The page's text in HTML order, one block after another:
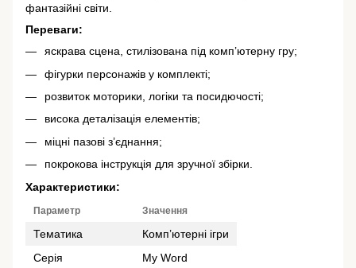
фантазійні світи.
Переваги:
яскрава сцена, стилізована під комп’ютерну гру;
фігурки персонажів у комплекті;
розвиток моторики, логіки та посидючості;
висока деталізація елементів;
міцні пазові з’єднання;
покрокова інструкція для зручної збірки.
Характеристики:
Параметр Значення
Тематика
Комп’ютерні ігри
Серія
My Word